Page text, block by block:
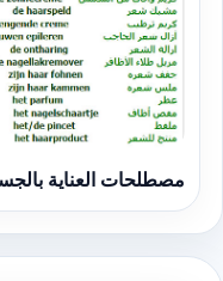
مصطلحات العناية